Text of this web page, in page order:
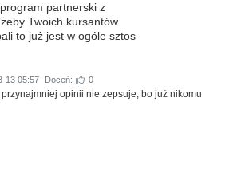
partnerski z
Twoich kursantów
to już jest w ogóle sztos
13 05:57 Doceń: 0
opinii nie zepsuje, bo już nikomu